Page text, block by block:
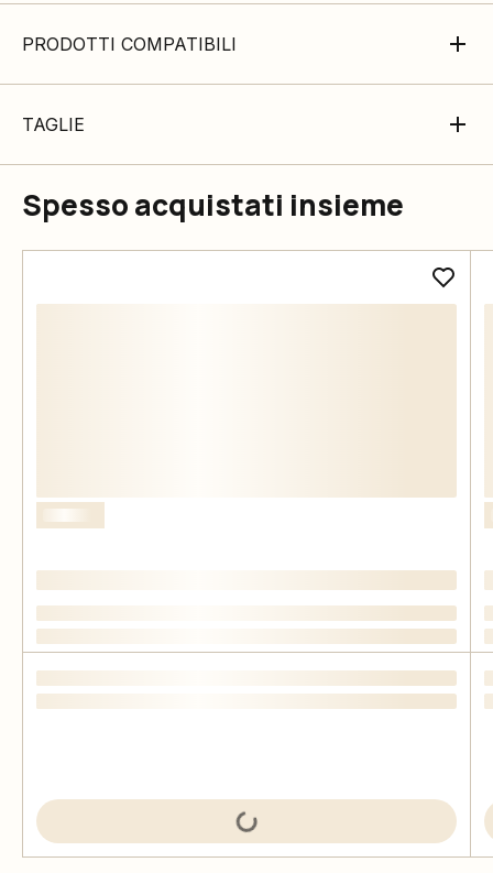
PRODOTTI COMPATIBILI
TAGLIE
Spesso acquistati insieme